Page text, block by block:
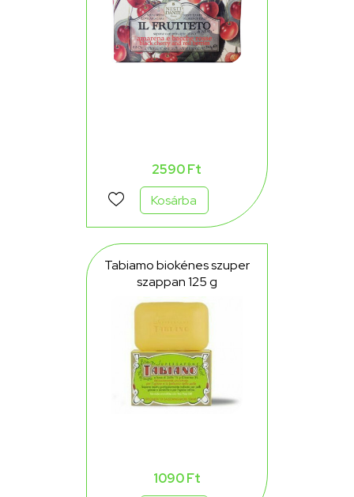
2590 Ft
Kosárba
Tabiamo biokénes szuper
szappan 125 g
1090 Ft